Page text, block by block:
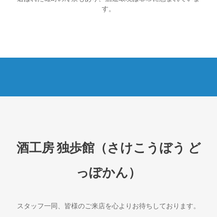
す。
酒工房 独歩館（さけこうぼう ど
っぽかん）
スタッフ一同、皆様のご来店を心よりお待ちしております。